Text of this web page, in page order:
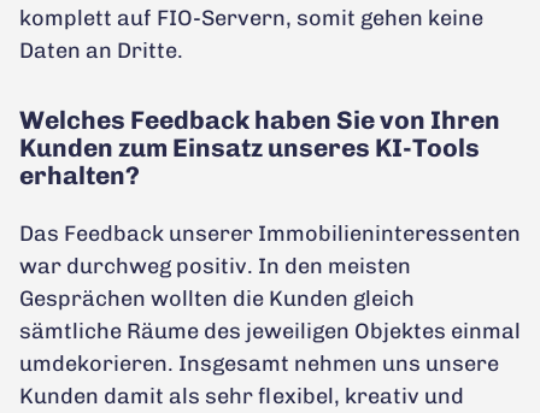
komplett auf FIO-Servern, somit gehen keine
Daten an Dritte.
Welches Feedback haben Sie von Ihren
Kunden zum Einsatz unseres KI-Tools
erhalten?
Das Feedback unserer Immobilieninteressenten
war durchweg positiv. In den meisten
Gesprächen wollten die Kunden gleich
sämtliche Räume des jeweiligen Objektes einmal
umdekorieren. Insgesamt nehmen uns unsere
Kunden damit als sehr flexibel, kreativ und